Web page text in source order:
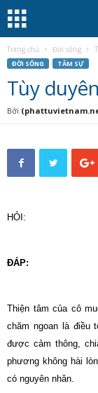
Trang chủ Đời sống
ĐỜI SỐNG TÂM SỰ
Tùy
Bởi
HỎI:
ĐÁP:
Thiện tâm của cô
chăm ngoan là điều
được cảm thông,
phương không hài
có nguyên nhân.